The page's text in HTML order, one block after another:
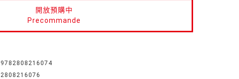
開放預購中
Precommande
9782808216074
2808216076